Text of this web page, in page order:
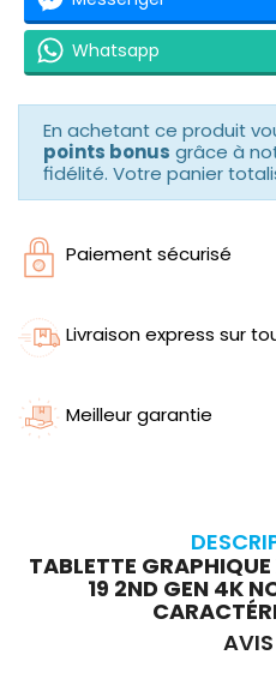
Whatsapp
En achetant ce produit
points bonus grâce à
fidélité. Votre panier
Paiement sécurisé
Livraison express sur
Meilleur garantie
TABLETTE
19 2ND GEN 4K